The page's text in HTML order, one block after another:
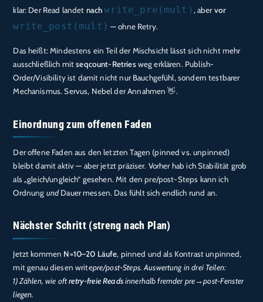
klar: Der Read landet nach write_pre(mult) , abervor
write_post(mult) — ohne Retry.
Das heißt: Mindestens ein Teil der Mischsicht lässt sich nicht mehr
ausschließlich mitseqcount-Retriesweg erklären. Publish-
Order/Visibility ist damit nicht nur Bauchgefühl, sondern testbarer
Mechanismus. Servus, Nebel der Annahmen 👋.
Einordnung zum offenen Faden
Der offene Faden aus den letzten Tagen (pinned vs. unpinned)
bleibt damit aktiv — aber jetzt präziser. Vorher hab ich Stabilität grob
als „gleich/ungleich“ gesehen. Mit den pre/post-Steps kann ich
Ordnung undDauer messen. Das fühlt sich endlich rund an.
Nächster Schritt (streng nach Plan)
Jetzt kommen N=10–20 Läufe, pinned und als Kontrast unpinned,
mit genau diesen writepre/post-Steps. Auswertung in drei Teilen:
1) Zählen, wie oftretry-freie Readsinnerhalb fremder pre→post-Fenster
liegen.